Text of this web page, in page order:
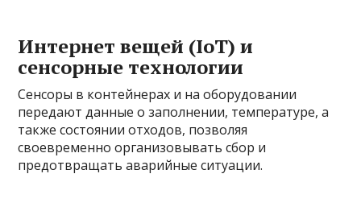
Интернет вещей (IoT) и
сенсорные технологии
Сенсоры в контейнерах и на оборудовании
передают данные о заполнении, температуре, а
также состоянии отходов, позволяя
своевременно организовывать сбор и
предотвращать аварийные ситуации.